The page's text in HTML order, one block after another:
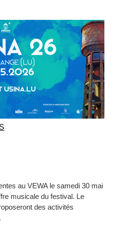
au VEWA le samedi 30 mai
musicale du festival. Le
des activités